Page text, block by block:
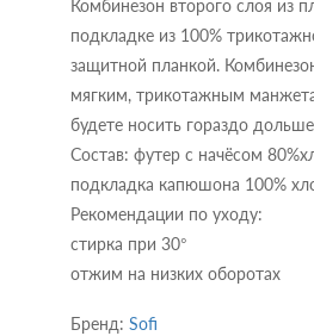
Комбинезон второго слоя из
подкладке из 100%
защитной планкой.
мягким, трикотажным
будете носить гораздо
Состав: футер с начёсом
подкладка капюшона 100%
Рекомендации по уходу:
стирка при 30°
отжим на низких оборотах
Бренд: Sofi